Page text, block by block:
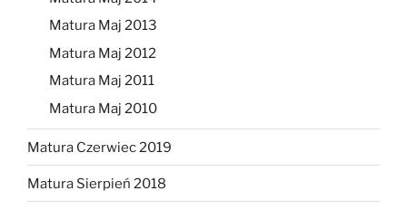
Matura Maj 2013
Matura Maj 2012
Matura Maj 2011
Matura Maj 2010
Matura Czerwiec 2019
Matura Sierpień 2018